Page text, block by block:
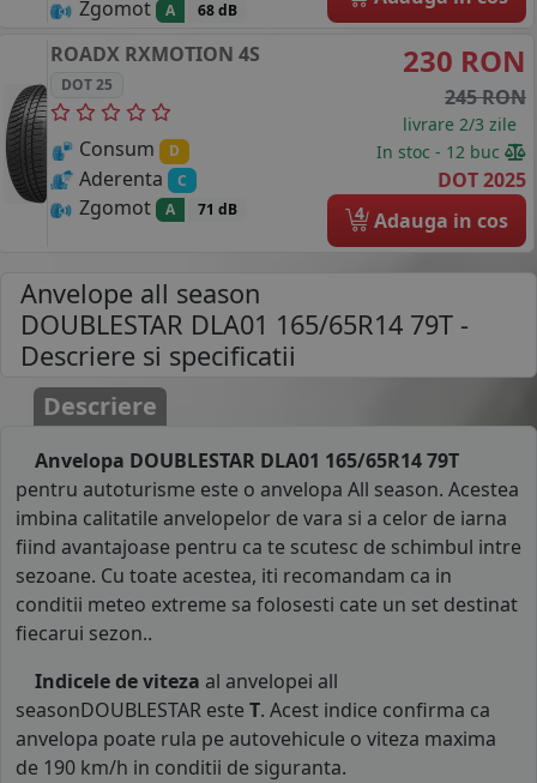
Zgomot A 68 dB
ROADX RXMOTION 4S
DOT 25
Consum D
Aderenta C
Zgomot A 71 dB
230 RON
245 RON
livrare 2/3 zile
In stoc - 12 buc
DOT 2025
4 Adauga in cos
Anvelope all season
DOUBLESTAR DLA01 165/65R14 79T -
Descriere si specificatii
Descriere
Anvelopa DOUBLESTAR DLA01 165/65R14 79T
pentru autoturisme este o anvelopa All season. Acestea
imbina calitatile anvelopelor de vara si a celor de iarna
fiind avantajoase pentru ca te scutesc de schimbul intre
sezoane. Cu toate acestea, iti recomandam ca in
conditii meteo extreme sa folosesti cate un set destinat
fiecarui sezon..
Indicele de viteza al anvelopei all
seasonDOUBLESTAR este T. Acest indice confirma ca
anvelopa poate rula pe autovehicule o viteza maxima
de 190 km/h in conditii de siguranta.